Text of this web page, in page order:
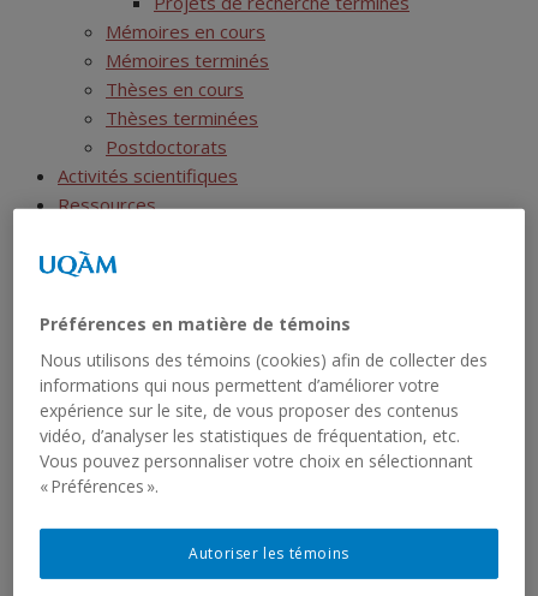
Mémoires en cours
Mémoires terminés
Thèses en cours
Thèses terminées
Postdoctorats
Activités scientifiques
Ressources
Liste des jeux de données
RCHTQ
Présentation
Bulletins
Articles
Numéros
Autres publications du RCHTQ
Cyberexposition : Déjouer la fatalité
Réseau institutionnel
Cartographie
Fiches institutions Montréal
Préférences en matière de témoins
Nous utilisons des témoins (cookies) afin de collecter des
informations qui nous permettent d’améliorer votre
expérience sur le site, de vous proposer des contenus
vidéo, d’analyser les statistiques de fréquentation, etc.
Vous pouvez personnaliser votre choix en sélectionnant
« Préférences ».
Autoriser les témoins